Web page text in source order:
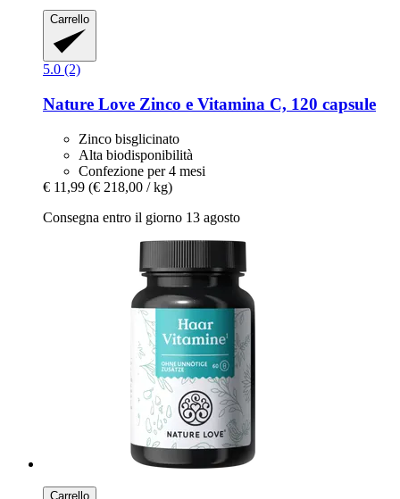
Carrello
5.0 (2)
Nature Love Zinco e Vitamina C, 120 capsule
Zinco bisglicinato
Alta biodisponibilità
Confezione per 4 mesi
€ 11,99 (€ 218,00 / kg)
Consegna entro il giorno 13 agosto
Carrello